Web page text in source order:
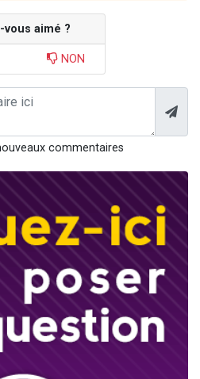
vous aimé ?
NON
commentaires